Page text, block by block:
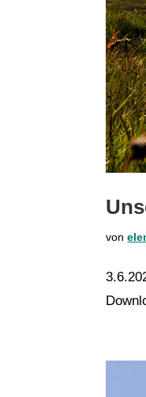
von